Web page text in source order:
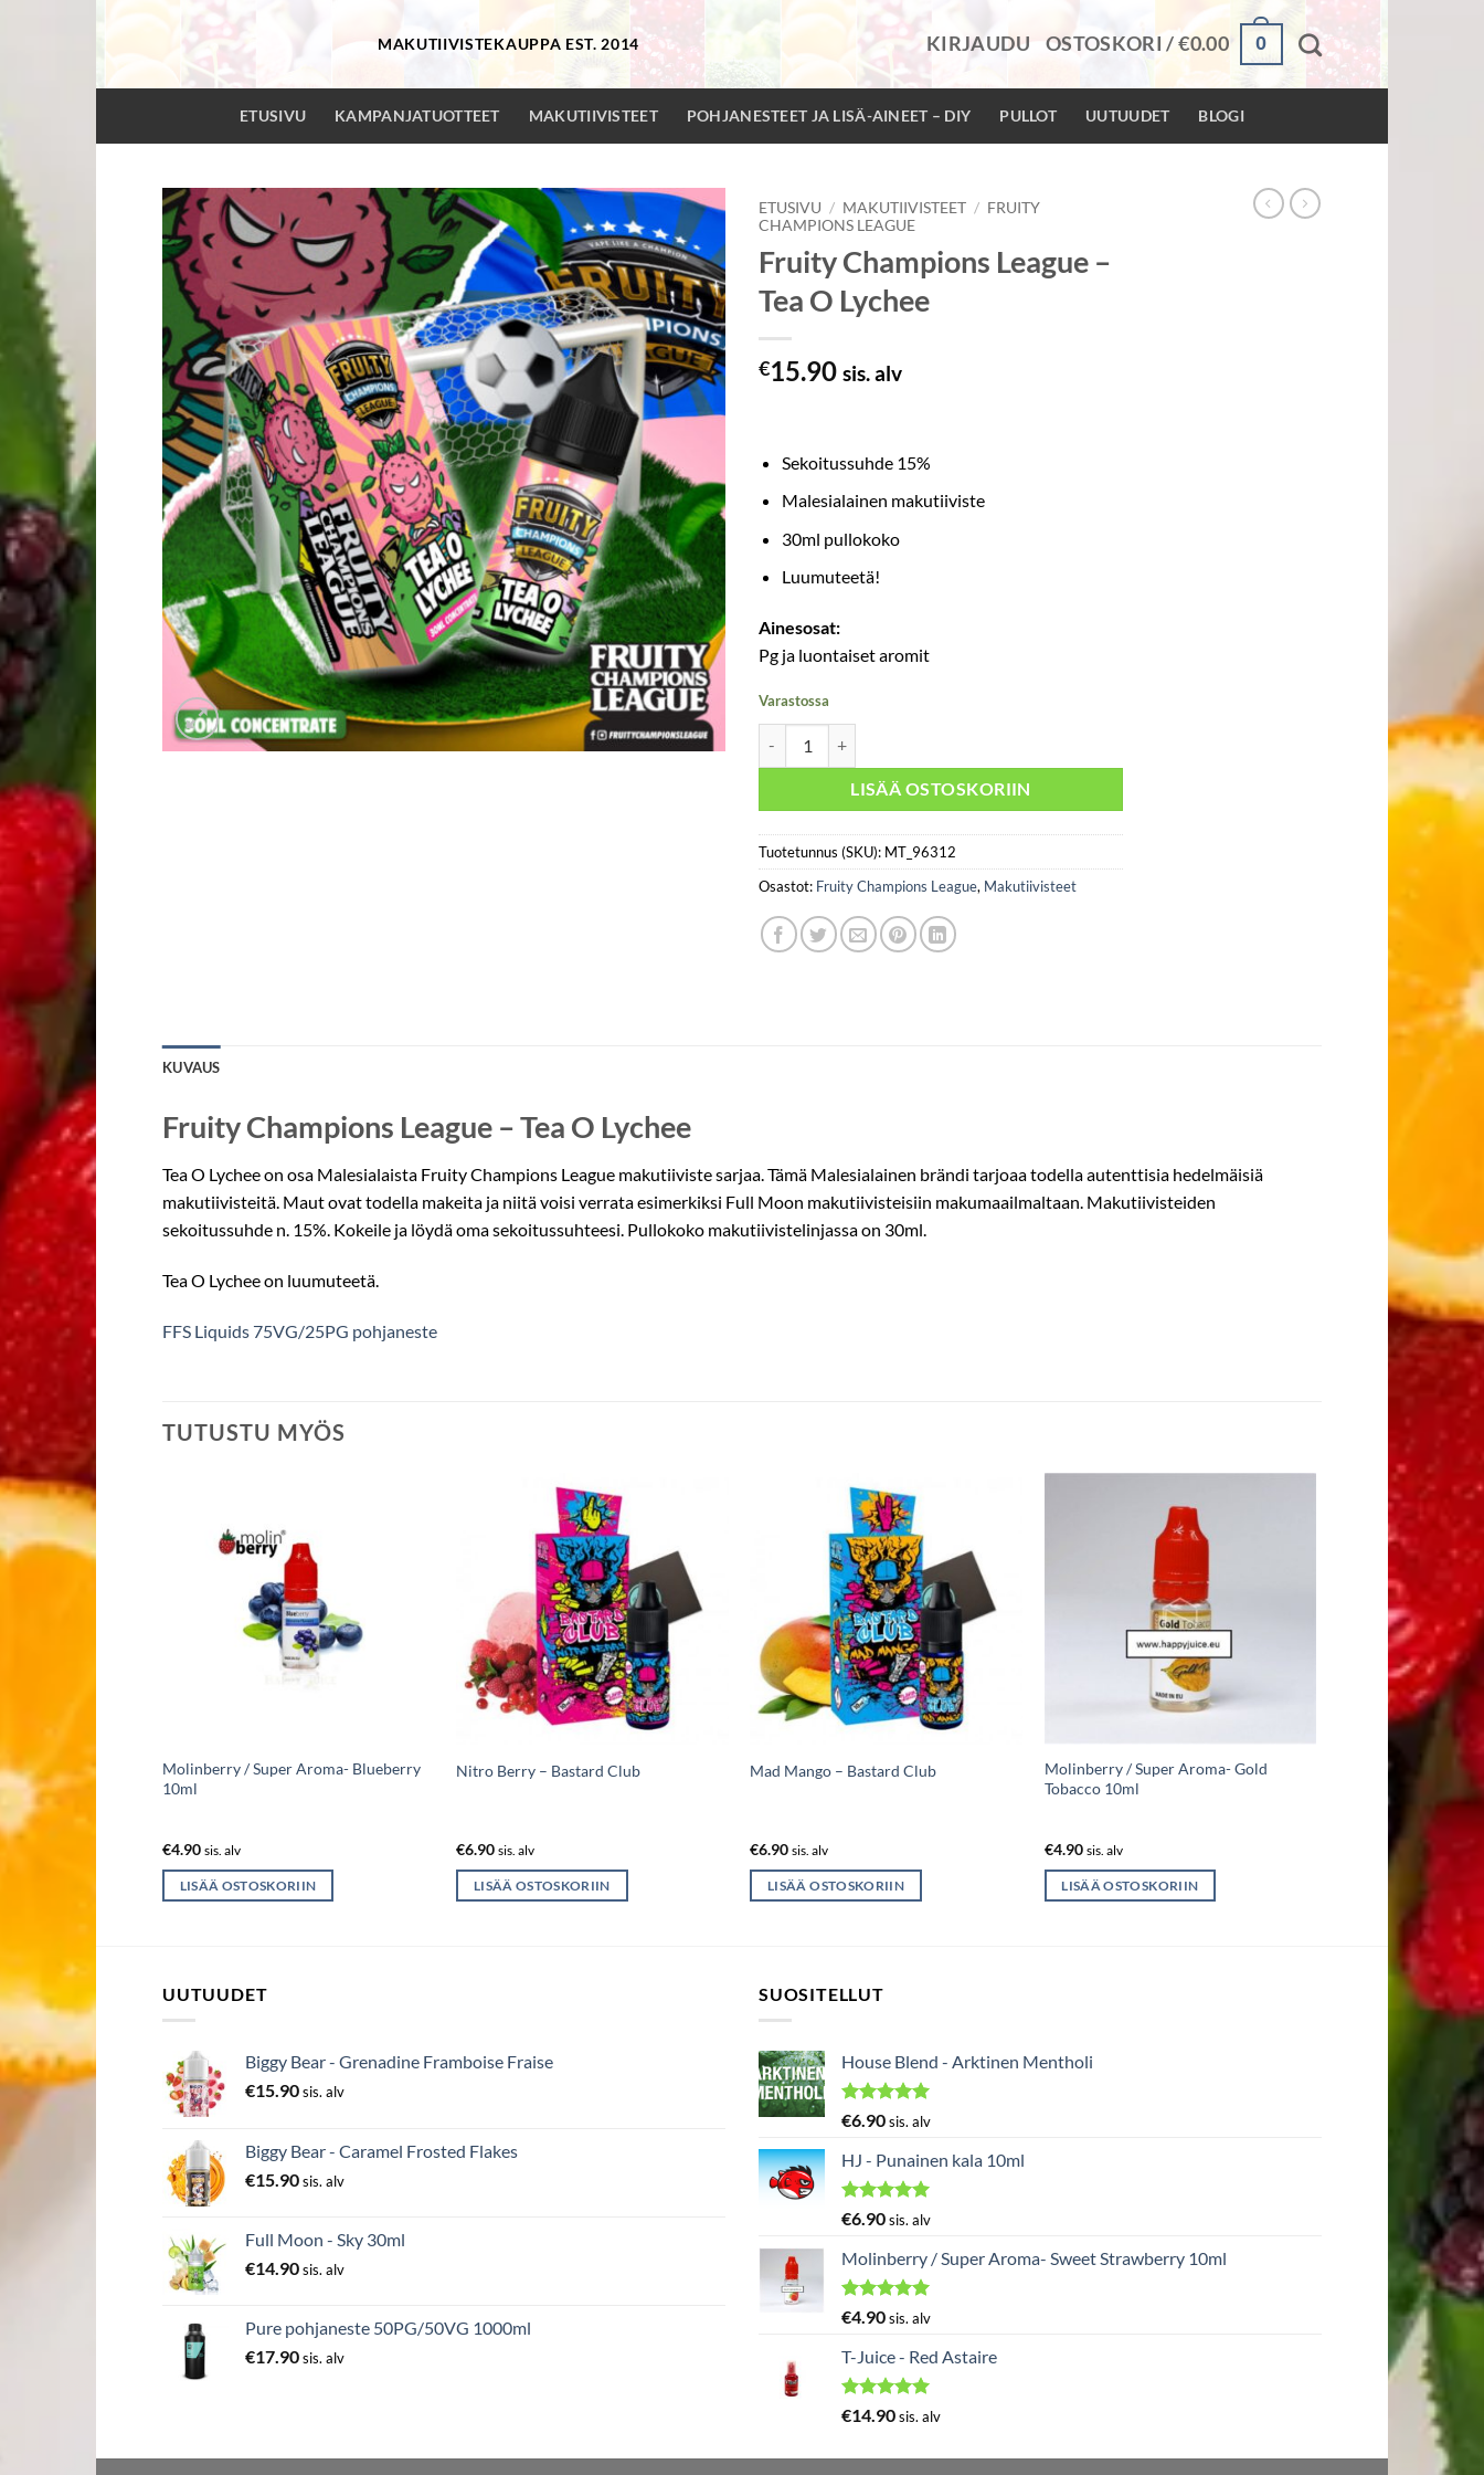
MAKUTIIVISTEKAUPPA EST. 2014 KIRJAUDU OSTOSKORI /€0.00 0
ETUSIVU KAMPANJATUOTTEET MAKUTIIVISTEET POHJANESTEET JA LISÄ-AINEET – DIY PULLOT UUTUUDET BLOGI
ETUSIVU / MAKUTIIVISTEET / FRUITY
CHAMPIONS LEAGUE
Fruity Champions League –
Tea O Lychee
€15.90 sis. alv
Sekoitussuhde 15%
Malesialainen makutiiviste
30ml pullokoko
Luumuteetä!
Ainesosat:
Pg ja luontaiset aromit
Varastossa
LISÄÄ OSTOSKORIIN
Tuotetunnus (SKU): MT_96312
Osastot: Fruity Champions League, Makutiivisteet
KUVAUS
Fruity Champions League – Tea O Lychee
Tea O Lychee on osa Malesialaista Fruity Champions League makutiiviste sarjaa. Tämä Malesialainen brändi tarjoaa todella autenttisia hedelmäisiä
makutiivisteitä. Maut ovat todella makeita ja niitä voisi verrata esimerkiksi Full Moon makutiivisteisiin makumaailmaltaan. Makutiivisteiden
sekoitussuhde n. 15%. Kokeile ja löydä oma sekoitussuhteesi. Pullokoko makutiivistelinjassa on 30ml.
Tea O Lychee on luumuteetä.
FFS Liquids 75VG/25PG pohjaneste
TUTUSTU MYÖS
Molinberry / Super Aroma- Blueberry
10ml
€4.90 sis. alv
LISÄÄ OSTOSKORIIN
Nitro Berry – Bastard Club
€6.90 sis. alv
LISÄÄ OSTOSKORIIN
Mad Mango – Bastard Club
€6.90 sis. alv
LISÄÄ OSTOSKORIIN
Molinberry / Super Aroma- Gold
Tobacco 10ml
€4.90 sis. alv
LISÄÄ OSTOSKORIIN
Wave
UUTUUDET
Biggy Bear - Grenadine Framboise Fraise
€15.90sis. alv
Biggy Bear - Caramel Frosted Flakes
€15.90sis. alv
Full Moon - Sky 30ml
€14.90sis. alv
Pure pohjaneste 50PG/50VG 1000ml
€17.90sis. alv
SUOSITELLUT
House Blend - Arktinen Mentholi
Arvostelu
5.00
/ 5
€6.90sis. alv
HJ - Punainen kala 10ml
Arvostelu
5.00/ 5
€6.90sis. alv
Molinberry / Super Aroma- Sweet Strawberry 10ml
Arvostelu
5.00
/ 5
€4.90sis. alv
T-Juice - Red Astaire
Arvostelu
€14.90sis. alv